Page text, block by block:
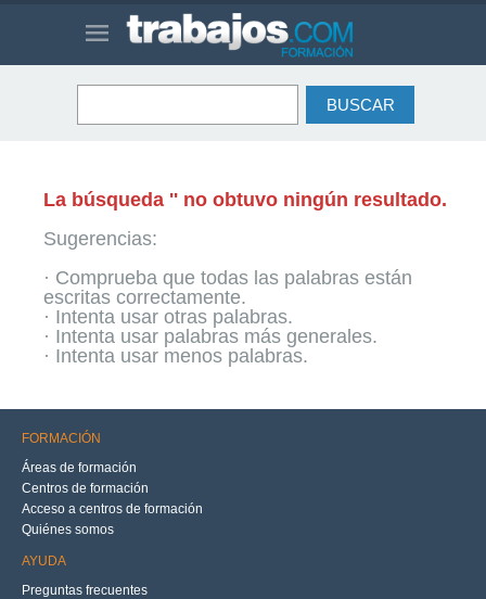
La búsqueda '' no obtuvo ningún resultado.
Sugerencias:
· Comprueba que todas las palabras están
escritas correctamente.
· Intenta usar otras palabras.
· Intenta usar palabras más generales.
· Intenta usar menos palabras.
FORMACIÓN
Áreas de formación
Centros de formación
Acceso a centros de formación
Quiénes somos
AYUDA
Preguntas frecuentes